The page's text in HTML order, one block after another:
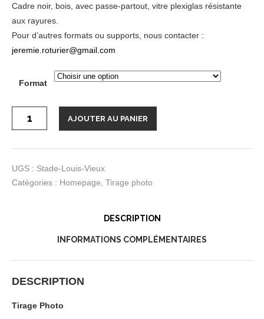
Cadre noir, bois, avec passe-partout, vitre plexiglas résistante
aux rayures.
Pour d’autres formats ou supports, nous contacter :
jeremie.roturier@gmail.com
Format
quantité
Tirage
“Stade
Vieux”
AJOUTER AU PANIER
UGS : Stade-Louis-Vieux
Catégories : Homepage Tirage photo
DESCRIPTION
INFORMATIONS COMPLÉMENTAIRES
DESCRIPTION
Tirage Photo